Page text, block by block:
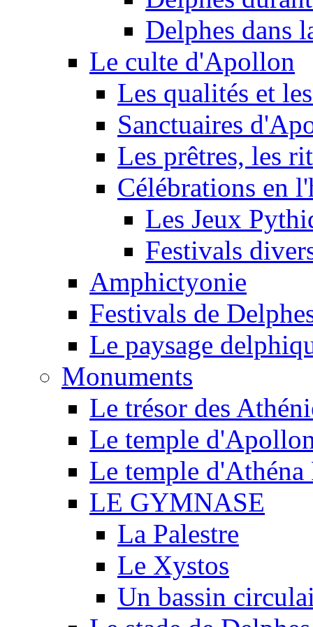
Delphes dans
Le culte d'Apollon
Les qualités et
Sanctuaires
Les prêtres, les
Célébrations en
Les Jeux
Festivals
Amphictyonie
Festivals de
Le paysage
Monuments
Le trésor des
Le temple
Le temple d'Athéna
LE GYMNASE
La Palestre
Le Xystos
Un bassin